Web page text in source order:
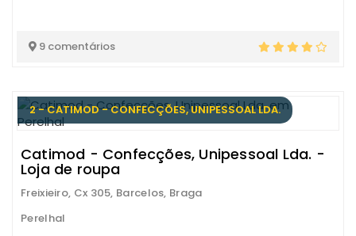
9 comentários
2 - CATIMOD - CONFECÇÕES, UNIPESSOAL LDA.
Catimod - Confecções, Unipessoal Lda. -
Loja de roupa
Freixieiro, Cx 305, Barcelos, Braga
Perelhal